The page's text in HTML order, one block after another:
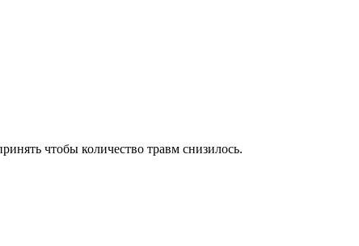
чтобы количество травм снизилось.